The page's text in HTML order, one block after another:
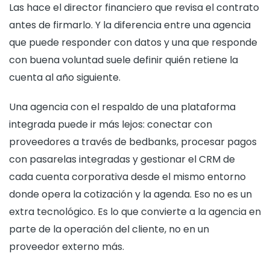
Las hace el director financiero que revisa el contrato
antes de firmarlo. Y la diferencia entre una agencia
que puede responder con datos y una que responde
con buena voluntad suele definir quién retiene la
cuenta al año siguiente.
Una agencia con el respaldo de una plataforma
integrada puede ir más lejos: conectar con
proveedores a través de bedbanks, procesar pagos
con pasarelas integradas y gestionar el CRM de
cada cuenta corporativa desde el mismo entorno
donde opera la cotización y la agenda. Eso no es un
extra tecnológico. Es lo que convierte a la agencia en
parte de la operación del cliente, no en un
proveedor externo más.